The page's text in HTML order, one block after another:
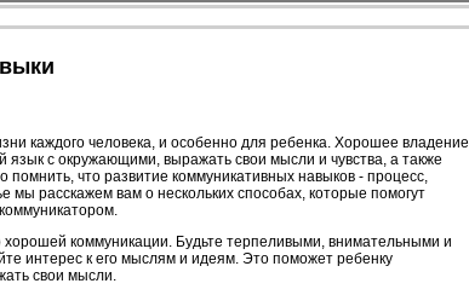
каждого человека, и особенно для ребенка. Хорошее владение
язык с окружающими, выражать свои мысли и чувства, а также
помнить, что развитие коммуникативных навыков - процесс,
мы расскажем вам о нескольких способах, которые помогут
коммуникации. Будьте терпеливыми, внимательными и
интерес к его мыслям и идеям. Это поможет ребенку
свои мысли.